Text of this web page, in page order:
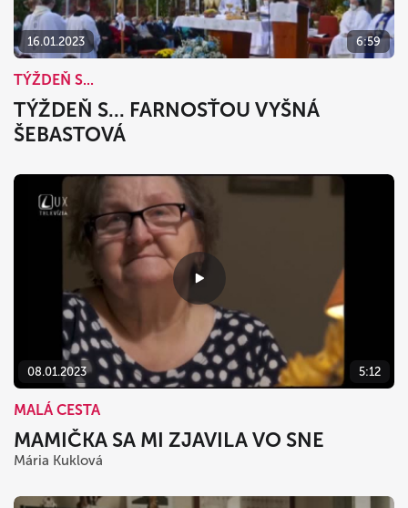
16.01.2023 6:59
TÝŽDEŇ S...
TÝŽDEŇ S... FARNOSŤOU VYŠNÁ
ŠEBASTOVÁ
08.01.2023 5:12
MALÁ CESTA
MAMIČKA SA MI ZJAVILA VO SNE
Mária Kuklová